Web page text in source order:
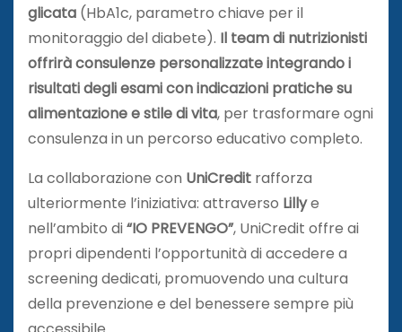
glicata (HbA1c, parametro chiave per il
monitoraggio del diabete). Il team di nutrizionisti
offrirà consulenze personalizzate integrando i
risultati degli esami con indicazioni pratiche su
alimentazione e stile di vita, per trasformare ogni
consulenza in un percorso educativo completo.
La collaborazione con UniCredit rafforza
ulteriormente l’iniziativa: attraverso Lillye
nell’ambito di“IO PREVENGO”, UniCredit offre ai
propri dipendenti l’opportunità di accedere a
screening dedicati, promuovendo una cultura
della prevenzione e del benessere sempre più